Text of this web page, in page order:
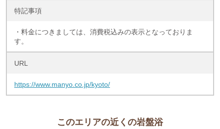
特記事項
・料金につきましては、消費税込みの表示となっておりま
す。
URL
https://www.manyo.co.jp/kyoto/
このエリアの近くの岩盤浴